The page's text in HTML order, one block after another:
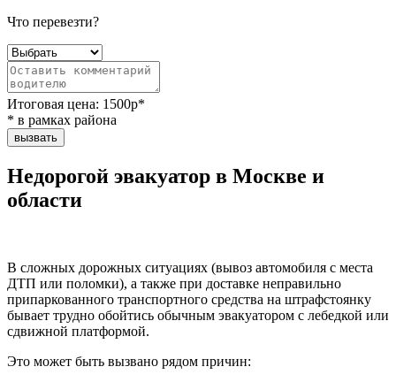
Что перевезти?
Итоговая цена: 1500р*
* в рамках района
вызвать
Недорогой эвакуатор в Москве и
области
В сложных дорожных ситуациях (вывоз автомобиля с места
ДТП или поломки), а также при доставке неправильно
припаркованного транспортного средства на штрафстоянку
бывает трудно обойтись обычным эвакуатором с лебедкой или
сдвижной платформой.
Это может быть вызвано рядом причин: